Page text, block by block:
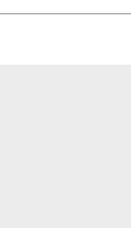
Wir drucken